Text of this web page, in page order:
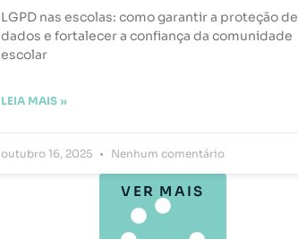
LGPD nas escolas: como garantir a proteção de
dados e fortalecer a confiança da comunidade
escolar
LEIA MAIS »
outubro 16, 2025 Nenhum comentário
VER MAIS